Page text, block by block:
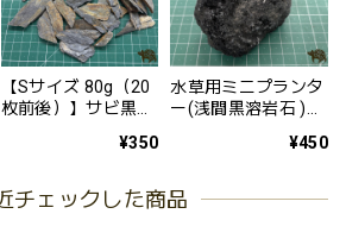
【Sサイズ 80g（20
枚前後）】サビ黒平
階段石にも使える テ
¥350
水草用ミニプランタ
ー(浅間黒溶岩石 )
槽 レイアウト 溶
¥450
チェックした商品